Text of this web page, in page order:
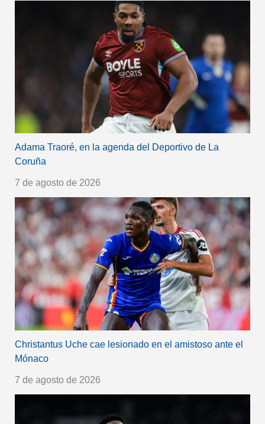
Adama Traoré, en la agenda del Deportivo de La
Coruña
7 de agosto de 2026
Christantus Uche cae lesionado en el amistoso ante el
Mónaco
7 de agosto de 2026